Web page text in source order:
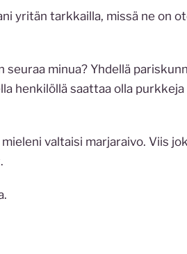
yritän tarkkailla, missä ne on
seuraa minua? Yhdellä
henkilöllä saattaa olla
valtaisi marjaraivo. Viis